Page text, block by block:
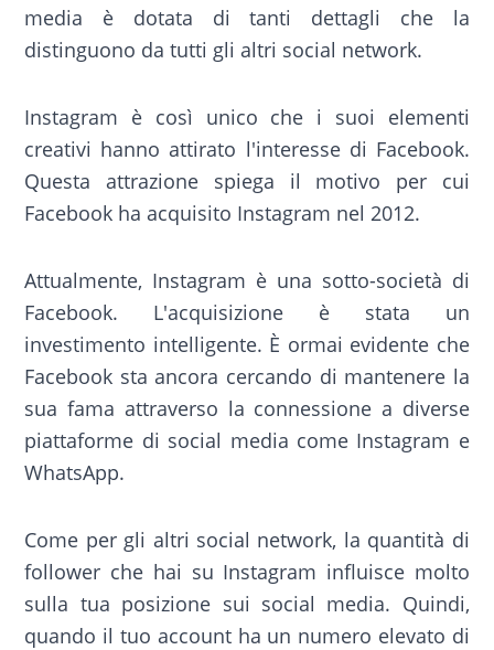
media è dotata di tanti dettagli che la
distinguono da tutti gli altri social network.
Instagram è così unico che i suoi elementi
creativi hanno attirato l'interesse di Facebook.
Questa attrazione spiega il motivo per cui
Facebook ha acquisito Instagram nel 2012.
Attualmente, Instagram è una sotto-società di
Facebook. L'acquisizione è stata un
investimento intelligente. È ormai evidente che
Facebook sta ancora cercando di mantenere la
sua fama attraverso la connessione a diverse
piattaforme di social media come Instagram e
WhatsApp.
Come per gli altri social network, la quantità di
follower che hai su Instagram influisce molto
sulla tua posizione sui social media. Quindi,
quando il tuo account ha un numero elevato di